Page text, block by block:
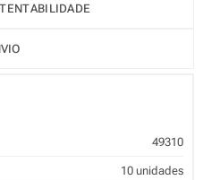
49310
10 unidades